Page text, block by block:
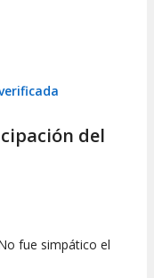
del
fue simpático el